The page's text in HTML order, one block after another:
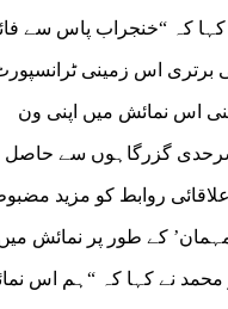
کہ “خنجراب پاس سے
برتری اس زمینی
اس نمائش میں اپنی ون
گزرگاہوں سے حاصل
علاقائی روابط کو مزید
کے موقع پر ‘ اعزازی مہمان’ کے طور پر نمائش
محمد نے کہا کہ “ہم اس